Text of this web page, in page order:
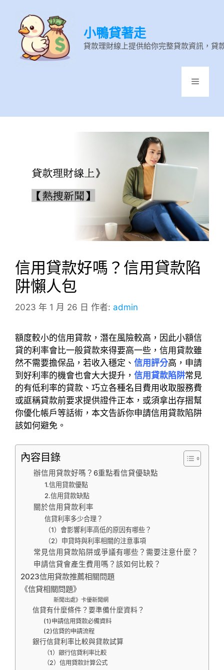
小鴨貸著走
貸款理財線上提供給你完整貸款資訊，貸
選
信用貸款好嗎？信用貸款陷
阱懶人包
2023 年 1 月 26 日 作者: admin
額度較小的信用貸款，潛在風險較高，因此小額信
貸的利率會比一般貸款來得要高一些，信用貸款雖
然不需要擔保品，若收入穩定、 信用評分高，申請
到好利率的機會也會大大提升， 信用貸款陷阱常見
的有低利率的貸款、巧立各種名目費用收取服務費
或誆稱貸款前要求提供證件正本，或須拿出存摺幫
你優化帳戶等話術，本文告訴你申請信用貸款陷阱
該如何避免。
內容目錄
辦信用貸款好嗎？6重點看信貸優缺點
1.信用貸款優點
2.信用貸款缺點
關於信用貸款利率
信貸利率多少合理？
（1）會影響利率高低的原因有哪些？
（2）申貸時與利率相關的注意事項
常見信用貸款陷阱或爭議有哪些？需要注意什麼？
申請信貸會產生費用嗎？該如何比較？
2023信用貸款推薦相關問題
《信貸相關問題》
新聞出處》卡優新聞網
信貸有什麼條件？要準備什麼資料？
(1)申請信用貸款必備資料
(2)信貸的申請流程
銀行信貸利率比較與貸款試算
（1）銀行信貸利率比較
（2）信用貸款計算公式